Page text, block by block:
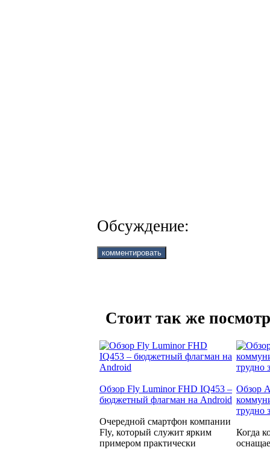
Обсуждение:
Стоит так же
Обзор Fly Luminor FHD IQ453 –
бюджетный флагман на Android
Очередной смартфон компании
Fly, который служит ярким
примером практически
Обзор
трудно
Когда